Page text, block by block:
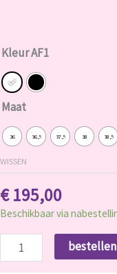
Kleur AF1
Maat
36 36,5 37,5 38 38,5
WISSEN
€195,00
Beschikbaar via
Blue
swoosh
aantal
bestellen